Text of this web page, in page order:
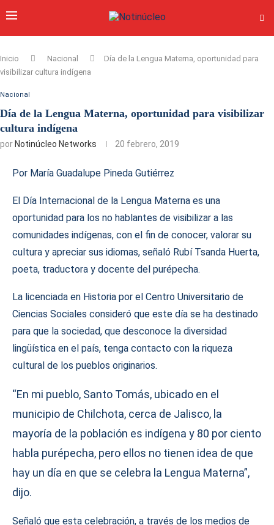
Inicio Nacional
Día de la Lengua Materna, oportunidad para
visibilizar cultura indígena
Nacional
Día de la Lengua Materna, oportunidad para visibilizar
cultura indígena
por Notinúcleo Networks 20 febrero, 2019
Por María Guadalupe Pineda Gutiérrez
El Día Internacional de la Lengua Materna es una
oportunidad para los no hablantes de visibilizar a las
comunidades indígenas, con el fin de conocer, valorar su
cultura y apreciar sus idiomas, señaló Rubí Tsanda Huerta,
poeta, traductora y docente del purépecha.
La licenciada en Historia por el Centro Universitario de
Ciencias Sociales consideró que este día se ha destinado
para que la sociedad, que desconoce la diversidad
lingüística en el país, tenga contacto con la riqueza
cultural de los pueblos originarios.
“En mi pueblo, Santo Tomás, ubicado en el
municipio de Chilchota, cerca de Jalisco, la
mayoría de la población es indígena y 80 por ciento
habla purépecha, pero ellos no tienen idea de que
hay un día en que se celebra la Lengua Materna”,
dijo.
Señaló que esta celebración, a través de los medios de